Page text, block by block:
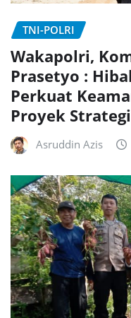
TNI-POLRI
Wakapolri,
Prasetyo :
Perkuat
Proyek
Asruddin Azis